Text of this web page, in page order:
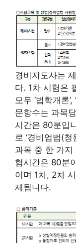
경비지도사는
다. 1차 시험은
모두 ‘법학개론
문항수는 과목
시간은 80분입
로 ‘경비업법(
과목 중 한 가지
험시간은 80분
이며 1차, 2차
제됩니다.